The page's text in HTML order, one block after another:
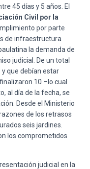
45 días y 5 años. El
Civil por la
por parte
de infraestructura
la demanda de
judicial. De un total
que debían estar
10 –lo cual
al día de la fecha, se
Desde el Ministerio
de los retrasos
seis jardines.
los comprometidos
judicial en la